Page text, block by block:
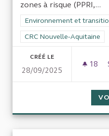
zones à risque (PPRI,...
Filtrer les résultats de la
Environnement et
Filtrer les résultats pour le
CRC Nouvelle-Aquitaine
CRÉÉ LE
28/09/2025
18